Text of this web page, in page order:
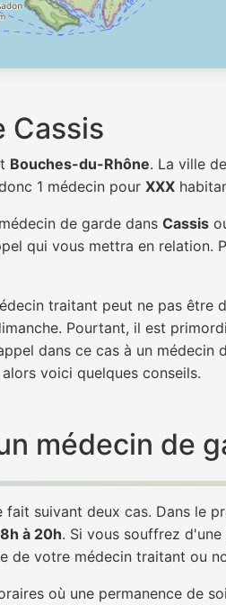
Cassis
Bouches-du-Rhône. La ville de
1 médecin pour XXX
de garde dans Cassis
qui vous mettra en relation.
traitant peut ne pas
Pourtant, il est
dans ce cas à un
voici quelques conseils.
médecin de
suivant deux cas. Dans le
à 20h. Si vous souffrez
de votre médecin traitant ou
où une permanence de